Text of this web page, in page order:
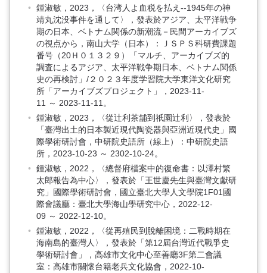
鍾淑敏，2023，〈台湾人よ血税を払え--1945年の神
靖丸沈没事件を通して〉，發表於アジア、太平洋戦争
期の日本、ベトナム関係の新潮流－民間アーカイブズ
の視点から，南山大学（日本）：ＪＳＰＳ科研費課題
番号（20Ｈ０１３２９）「マルチ、アーカイブズ的
調査によるアジア、太平洋戦争期日本、ベトナム関係
史の再検討」/２０２３年度学習院大学東洋文化研究
所「アーカイブズプロジェクト」，2023-11-
11 ～ 2023-11-11。
鍾淑敏，2023，〈從辻利茶舖到祇園辻利〉，發表於
「臺灣出土的日本製近現代陶瓷器與亞洲近現代史」國
際學術研討會，中研院史語所（線上）：中研院史語
所，2023-10-23 ～ 2302-10-24。
鍾淑敏，2022，〈總督府檔案中的復命書：以澤村繁
太郎報告為中心〉，發表於「王世慶先生與臺灣文獻研
究」國際學術研討會，國立臺北大學人文學院1F01國
際會議廳：臺北大學海山學研究中心，2022-12-
09 ～ 2022-12-10。
鍾淑敏，2022，〈從再殖民到脫離困境：二戰時期在
海南島的臺灣人〉，發表於「第12屆台灣近代戰爭史
學術研討會」，高雄市文化中心至善廳3F第二會議
室：高雄市關懷台籍老兵文化協會，2022-10-